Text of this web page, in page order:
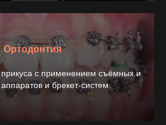
Ортодонтия
с применением съёмных и
и брекет-систем.